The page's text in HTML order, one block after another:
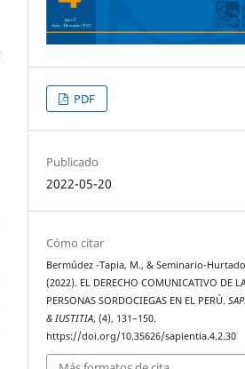
PDF
Publicado
2022-05-20
Cómo citar
Bermúdez -Tapia, M., & Seminario-
(2022). EL DERECHO COMUNICATIVO DE
PERSONAS SORDOCIEGAS EN EL PERÚ.
& IUSTITIA, (4), 131–150.
https://doi.org/10.35626/sapientia.4.2.30